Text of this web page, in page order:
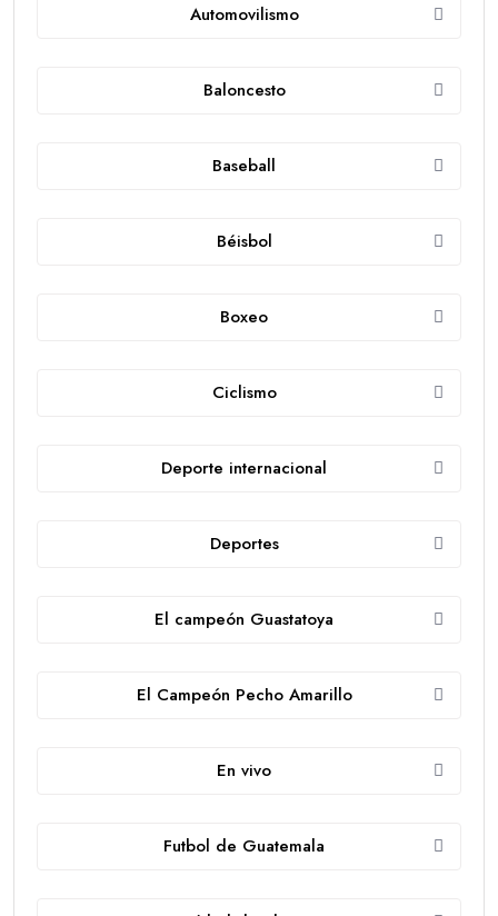
Automovilismo
Baloncesto
Baseball
Béisbol
Boxeo
Ciclismo
Deporte internacional
Deportes
El campeón Guastatoya
El Campeón Pecho Amarillo
En vivo
Futbol de Guatemala